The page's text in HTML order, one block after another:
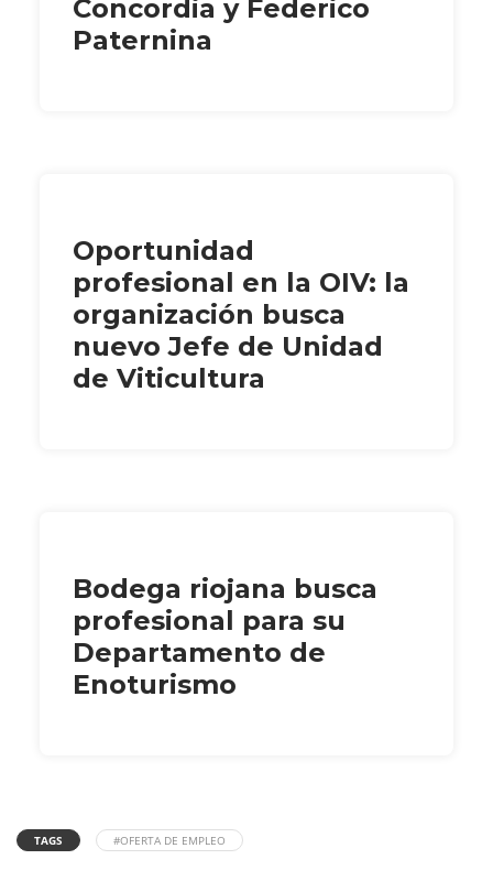
Concordia y Federico
Paternina
Oportunidad
profesional en la OIV: la
organización busca
nuevo Jefe de Unidad
de Viticultura
Bodega riojana busca
profesional para su
Departamento de
Enoturismo
TAGS #OFERTA DE EMPLEO